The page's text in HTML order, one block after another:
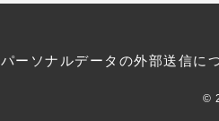
パーソナルデータの外部送信に
©